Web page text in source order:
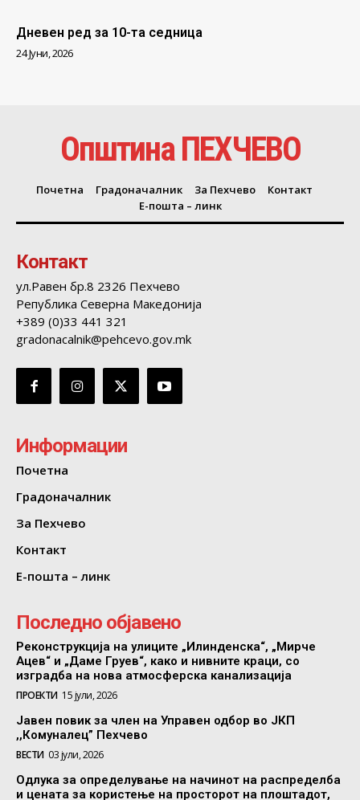
Дневен ред за 10-та седница
24 Јуни, 2026
Општина ПЕХЧЕВО
Почетна Градоначалник За Пехчево
Контакт
Е-пошта – линк
Контакт
ул.Равен бр.8 2326 Пехчево
Република Северна Македонија
+389 (0)33 441 321
gradonacalnik@pehcevo.gov.mk
Информации
Почетна
Градоначалник
За Пехчево
Контакт
Е-пошта – линк
Последно објавено
Реконструкција на улиците „Илинденска“, „Мирче
Ацев“ и „Даме Груев“, како и нивните краци, со
изградба на нова атмосферска канализација
ПРОЕКТИ 15 јули, 2026
Јавен повик за член на Управен одбор во ЈКП
,,Комуналец” Пехчево
ВЕСТИ 03 јули, 2026
Одлука за определување на начинот на распределба
и цената за користење на просторот на плоштадот,